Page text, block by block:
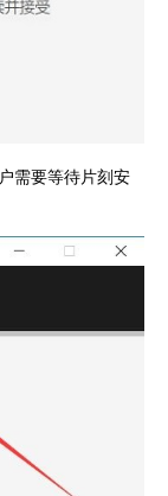
需要等待片刻安